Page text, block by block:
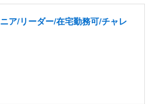
ア/リーダー/在宅勤務可/チャレ